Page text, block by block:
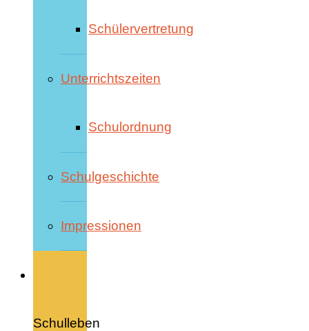
Schülervertretung
Unterrichtszeiten
Schulordnung
Schulgeschichte
Impressionen
Schulleben